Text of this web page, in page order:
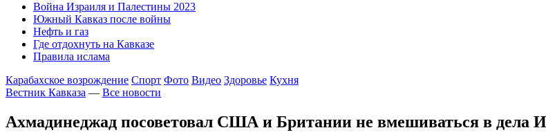
Война Израиля и Палестины 2023
Южный Кавказ после войны
Нефть и газ
Где отдохнуть на Кавказе
Правила ислама
Карабахское возрождение Спорт Фото Видео Здоровье Кухня
Вестник Кавказа — Все новости
Ахмадинеджад посоветовал США и Британии не вмешиваться в дела